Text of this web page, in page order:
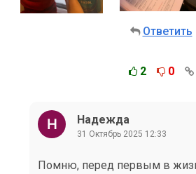
Ответить
2 0
Надежда
31 Октябрь 2025 12:33
Помню, перед первым в